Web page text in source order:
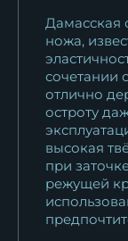
Дамасская
ножа,
сочетании
отлично
остроту
высокая
при
режущей